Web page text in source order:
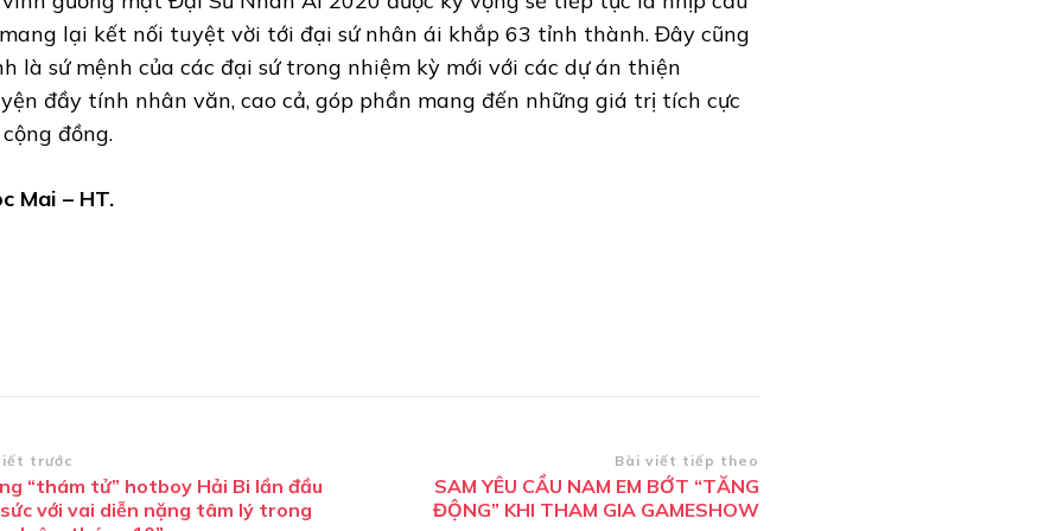
lại kết nối tuyệt vời tới đại sứ nhân ái khắp 63 tỉnh thành. Đây cũng
là sứ mệnh của các đại sứ trong nhiệm kỳ mới với các dự án thiện
đầy tính nhân văn, cao cả, góp phần mang đến những giá trị tích cực
đồng.
Mai – HT.
trước
“thám tử” hotboy Hải Bi lần đầu
với vai diễn nặng tâm lý trong
Bài viết tiếp theo
SAM YÊU CẦU NAM EM BỚT “TĂNG
ĐỘNG” KHI THAM GIA GAMESHOW